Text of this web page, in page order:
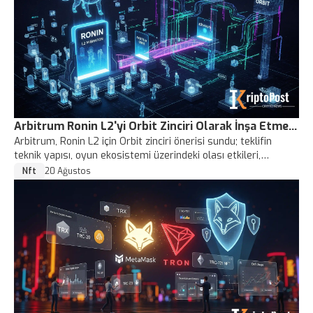
Arbitrum Ronin L2'yi Orbit Zinciri Olarak İnşa Etme
Teklifi Sundu
Arbitrum, Ronin L2 için Orbit zinciri önerisi sundu; teklifin
teknik yapısı, oyun ekosistemi üzerindeki olası etkileri,
güvenlik ve yönetişim boyutları ile geçiş süreçleri SEO odaklı
olarak özetleniyor.
Nft 20 Ağustos